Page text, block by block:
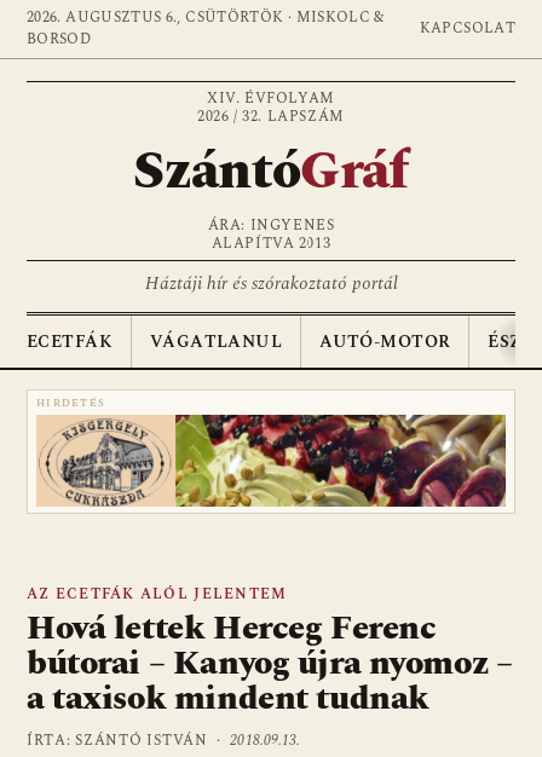
2026. AUGUSZTUS 6., CSÜTÖRTÖK · MISKOLC &
BORSOD
KAPCSOLAT
XIV. ÉVFOLYAM
2026 / 32. LAPSZÁM
SzántóGráf
ÁRA: INGYENES
ALAPÍTVA 2013
Háztáji hír és szórakoztató portál
ECETFÁK VÁGATLANUL AUTÓ-MOTOR
HIRDETÉS
AZ ECETFÁK ALÓL JELENTEM
Hová lettek Herceg Ferenc
bútorai – Kanyog újra nyomoz –
a taxisok mindent tudnak
ÍRTA: SZÁNTÓ ISTVÁN ·2018.09.13.